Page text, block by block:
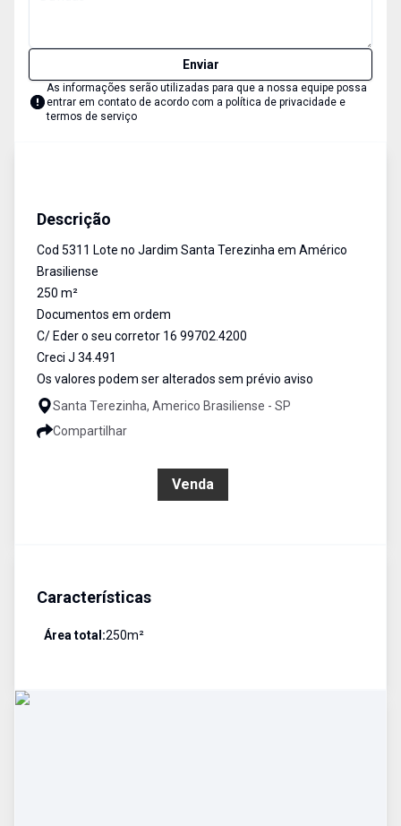
Enviar
As informações serão utilizadas para que a nossa equipe possa
entrar em contato de acordo com a política de privacidade e
termos de serviço
Descrição
Cod 5311 Lote no Jardim Santa Terezinha em Américo
Brasiliense
250 m²
Documentos em ordem
C/ Eder o seu corretor 16 99702.4200
Creci J 34.491
Os valores podem ser alterados sem prévio aviso
Santa Terezinha, Americo Brasiliense - SP
Compartilhar
Venda
Características
Área total:250m²